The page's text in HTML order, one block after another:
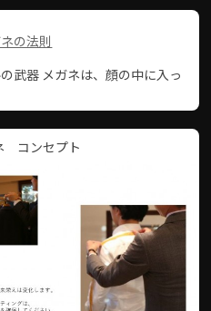
の法則
武器 メガネは、顔の中に入っ